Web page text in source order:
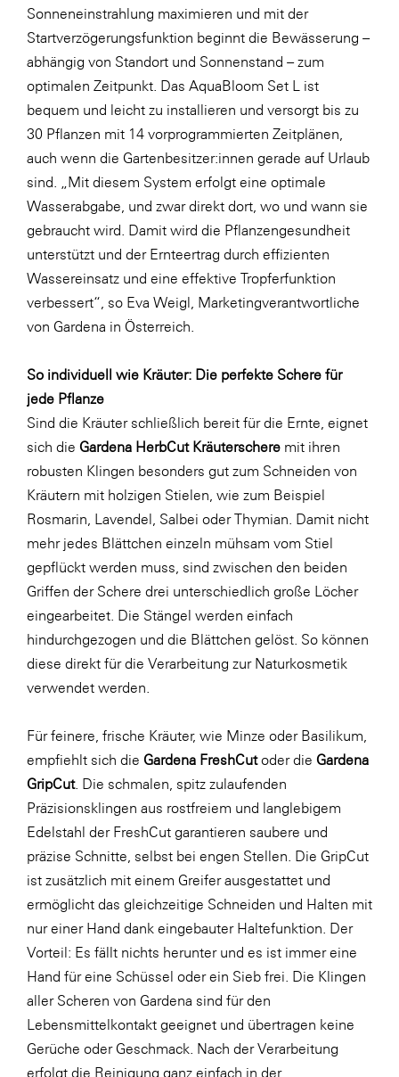
Media
Sonneneinstrahlung maximieren und mit der
Startverzögerungsfunktion beginnt die Bewässerung –
abhängig von Standort und Sonnenstand – zum
optimalen Zeitpunkt. Das AquaBloom Set L ist
bequem und leicht zu installieren und versorgt bis zu
30 Pflanzen mit 14 vorprogrammierten Zeitplänen,
auch wenn die Gartenbesitzer:innen gerade auf Urlaub
sind. „Mit diesem System erfolgt eine optimale
Wasserabgabe, und zwar direkt dort, wo und wann sie
gebraucht wird. Damit wird die Pflanzengesundheit
unterstützt und der Ernteertrag durch effizienten
Wassereinsatz und eine effektive Tropferfunktion
verbessert“, so Eva Weigl, Marketingverantwortliche
von Gardena in Österreich.
So individuell wie Kräuter: Die perfekte Schere für
jede Pflanze
Sind die Kräuter schließlich bereit für die Ernte, eignet
sich die Gardena HerbCut Kräuterschere mit ihren
robusten Klingen besonders gut zum Schneiden von
Kräutern mit holzigen Stielen, wie zum Beispiel
Rosmarin, Lavendel, Salbei oder Thymian. Damit nicht
mehr jedes Blättchen einzeln mühsam vom Stiel
gepflückt werden muss, sind zwischen den beiden
Griffen der Schere drei unterschiedlich große Löcher
eingearbeitet. Die Stängel werden einfach
hindurchgezogen und die Blättchen gelöst. So können
diese direkt für die Verarbeitung zur Naturkosmetik
verwendet werden.
Für feinere, frische Kräuter, wie Minze oder Basilikum,
empfiehlt sich die Gardena FreshCutoder die Gardena
GripCut. Die schmalen, spitz zulaufenden
Präzisionsklingen aus rostfreiem und langlebigem
Edelstahl der FreshCut garantieren saubere und
präzise Schnitte, selbst bei engen Stellen. Die GripCut
ist zusätzlich mit einem Greifer ausgestattet und
ermöglicht das gleichzeitige Schneiden und Halten mit
nur einer Hand dank eingebauter Haltefunktion. Der
Vorteil: Es fällt nichts herunter und es ist immer eine
Hand für eine Schüssel oder ein Sieb frei. Die Klingen
aller Scheren von Gardena sind für den
Lebensmittelkontakt geeignet und übertragen keine
Gerüche oder Geschmack. Nach der Verarbeitung
erfolgt die Reinigung ganz einfach in der